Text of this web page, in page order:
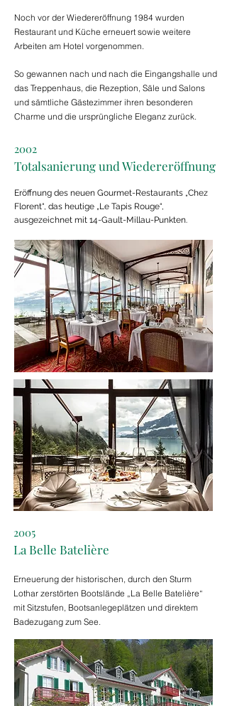
Noch vor der Wiedereröffnung 1984 wurden
Restaurant und Küche erneuert sowie weitere
Arbeiten am Hotel vorgenommen.
So gewannen nach und nach die Eingangshalle und
das Treppenhaus, die Rezeption, Säle und Salons
und sämtliche Gästezimmer ihren besonderen
Charme und die ursprüngliche Eleganz zurück.
2002
Totalsanierung und Wiedereröffnung
Eröffnung des neuen Gourmet-Restaurants „Chez
Florent“, das heutige „Le Tapis Rouge“,
ausgezeichnet mit 14-Gault-Millau-Punkten.
2005
La Belle Batelière
Erneuerung der historischen, durch den Sturm
Lothar zerstörten Bootslände „La Belle Batelière“
mit Sitzstufen, Bootsanlegeplätzen und direktem
Badezugang zum See.